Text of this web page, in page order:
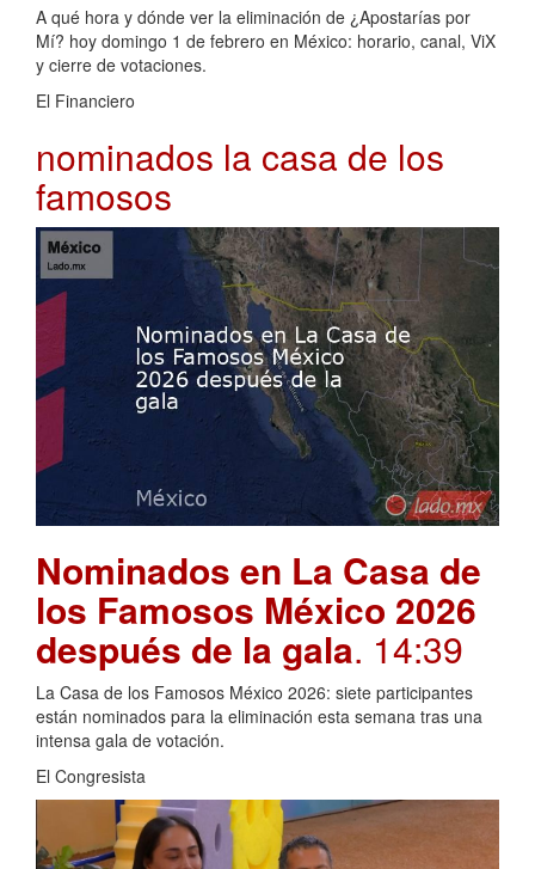
A qué hora y dónde ver la eliminación de ¿Apostarías por
Mí? hoy domingo 1 de febrero en México: horario, canal, ViX
y cierre de votaciones.
El Financiero
nominados la casa de los
famosos
Nominados en La Casa de
los Famosos México 2026
después de la gala. 14:39
La Casa de los Famosos México 2026: siete participantes
están nominados para la eliminación esta semana tras una
intensa gala de votación.
El Congresista